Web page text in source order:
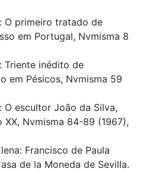
O primeiro tratado de
em Portugal, Nvmisma 8
Triente inédito de
em Pésicos, Nvmisma 59
O escultor João da Silva,
Nvmisma 84-89 (1967),
Francisco de Paula
de la Moneda de Sevilla.